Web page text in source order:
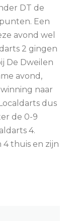
DT de
Een
avond wel
2 gingen
De Dweilen
avond,
naar
dus
de 0-9
4.
4 thuis en zijn